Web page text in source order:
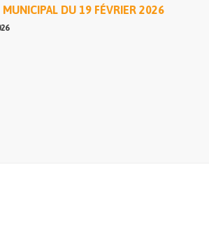
DU 19 FÉVRIER 2026